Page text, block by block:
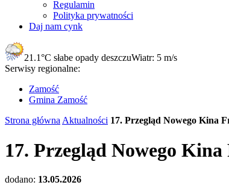
Regulamin
Polityka prywatności
Daj nam cynk
21.1°C słabe opady deszczuWiatr: 5 m/s
Serwisy regionalne:
Zamość
Gmina Zamość
Strona główna Aktualności 17. Przegląd Nowego Kina
17. Przegląd Nowego
dodano: 13.05.2026